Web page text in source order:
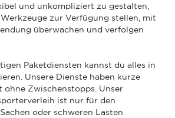
und unkompliziert zu gestalten,
zur Verfügung stellen, mit
überwachen und verfolgen
Paketdiensten kannst du alles in
Unsere Dienste haben kurze
ohne Zwischenstopps. Unser
ist nur für den
oder schweren Lasten